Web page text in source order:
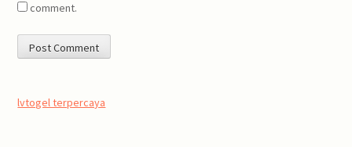
comment.
lvtogel terpercaya